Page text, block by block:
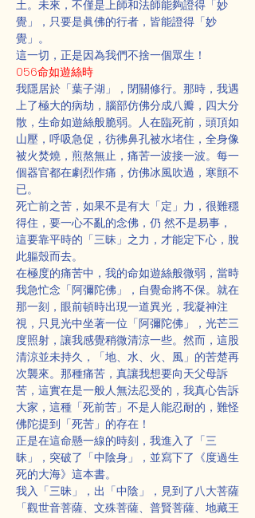
土。未來，不僅是上師和法師能夠證得「妙
覺」，只要是眞佛的行者，皆能證得「妙
覺」。
這一切，正是因為我們不捨一個眾生！
056命如遊絲時
我隱居於「葉子湖」，閉關修行。那時，我遇
上了極大的病劫，腦部仿佛分成八瓣，四大分
散，生命如遊絲般脆弱。人在臨死前，頭頂如
山壓，呼吸急促，彷彿鼻孔被水堵住，全身像
被火焚燒，煎熬無止，痛苦一波接一波。每一
個器官都在劇烈作痛，仿佛冰風吹過，寒顫不
已。
死亡前之苦，如果不是有大「定」力，很難穩
得住，要一心不亂的念佛，仍 然不是易事，
這要靠平時的「三昧」之力，才能定下心，脫
此軀殼而去。
在極度的痛苦中，我的命如遊絲般微弱，當時
我急忙念「阿彌陀佛」，自覺命將不保。就在
那一刻，眼前頓時出現一道異光，我凝神注
視，只見光中坐著一位「阿彌陀佛」，光芒三
度照射，讓我感覺稍微清涼一些。然而，這股
清涼並未持久，「地、水、火、風」的苦楚再
次襲來。那種痛苦，真讓我想要向天父母訴
苦，這實在是一般人無法忍受的，我真心告訴
大家，這種「死前苦」不是人能忍耐的，難怪
佛陀提到「死苦」的存在！
正是在這命懸一線的時刻，我進入了「三
昧」，突破了「中陰身」，並寫下了《度過生
死的大海》這本書。
我入「三昧」，出「中陰」，見到了八大菩薩
「觀世音菩薩、文殊菩薩、普賢菩薩、地藏王